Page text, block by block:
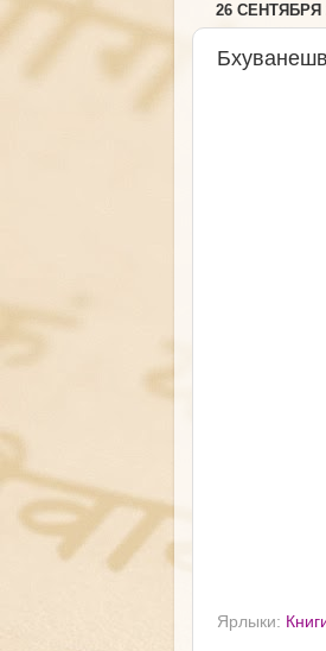
26 СЕНТЯБРЯ
Ярлыки: